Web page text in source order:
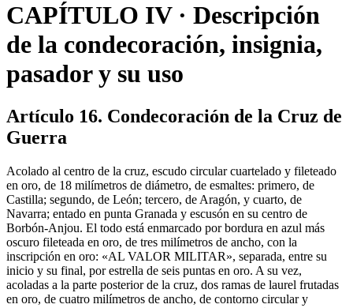
CAPÍTULO IV · Descripción
de la condecoración, insignia,
pasador y su uso
Artículo 16. Condecoración de la Cruz de
Guerra
Acolado al centro de la cruz, escudo circular cuartelado y fileteado
en oro, de 18 milímetros de diámetro, de esmaltes: primero, de
Castilla; segundo, de León; tercero, de Aragón, y cuarto, de
Navarra; entado en punta Granada y escusón en su centro de
Borbón-Anjou. El todo está enmarcado por bordura en azul más
oscuro fileteada en oro, de tres milímetros de ancho, con la
inscripción en oro: «AL VALOR MILITAR», separada, entre su
inicio y su final, por estrella de seis puntas en oro. A su vez,
acoladas a la parte posterior de la cruz, dos ramas de laurel frutadas
en oro, de cuatro milímetros de ancho, de contorno circular y